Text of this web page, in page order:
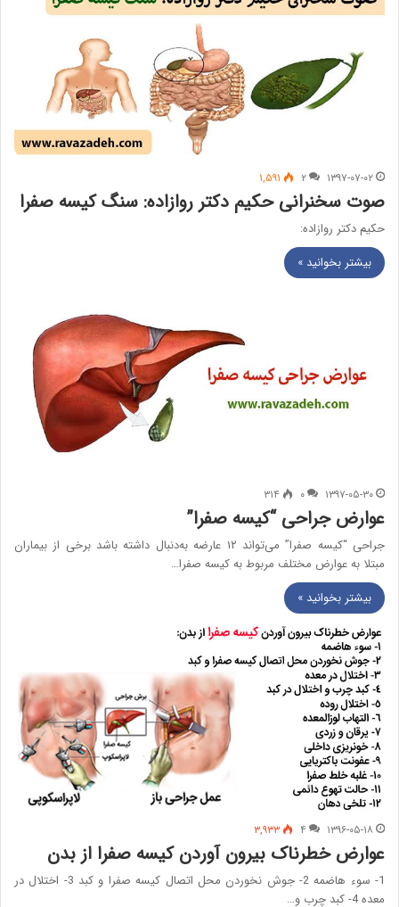
۱۳۹۷-۰۷-۰۲ ۲ ۱,۵۹۱
صوت سخنرانی حکیم دکتر روازاده: سنگ کیسه صفرا
حکیم دکتر روازاده:
بیشتر بخوانید »
۱۳۹۷-۰۵-۳۰ ۰ ۳۱۴
عوارض جراحی “کیسه صفرا”
جراحی “کیسه صفرا” می‌تواند ۱۲ عارضه به‌دنبال داشته باشد برخی از بیماران
مبتلا به عوارض مختلف مربوط به کیسه صفرا…
بیشتر بخوانید »
۱۳۹۶-۰۵-۱۸ ۴ ۳,۹۳۳
عوارض خطرناک بیرون آوردن کیسه صفرا از بدن
1- سوء هاضمه 2- جوش نخوردن محل اتصال کیسه صفرا و کبد 3- اختلال در
معده 4- کبد چرب و…